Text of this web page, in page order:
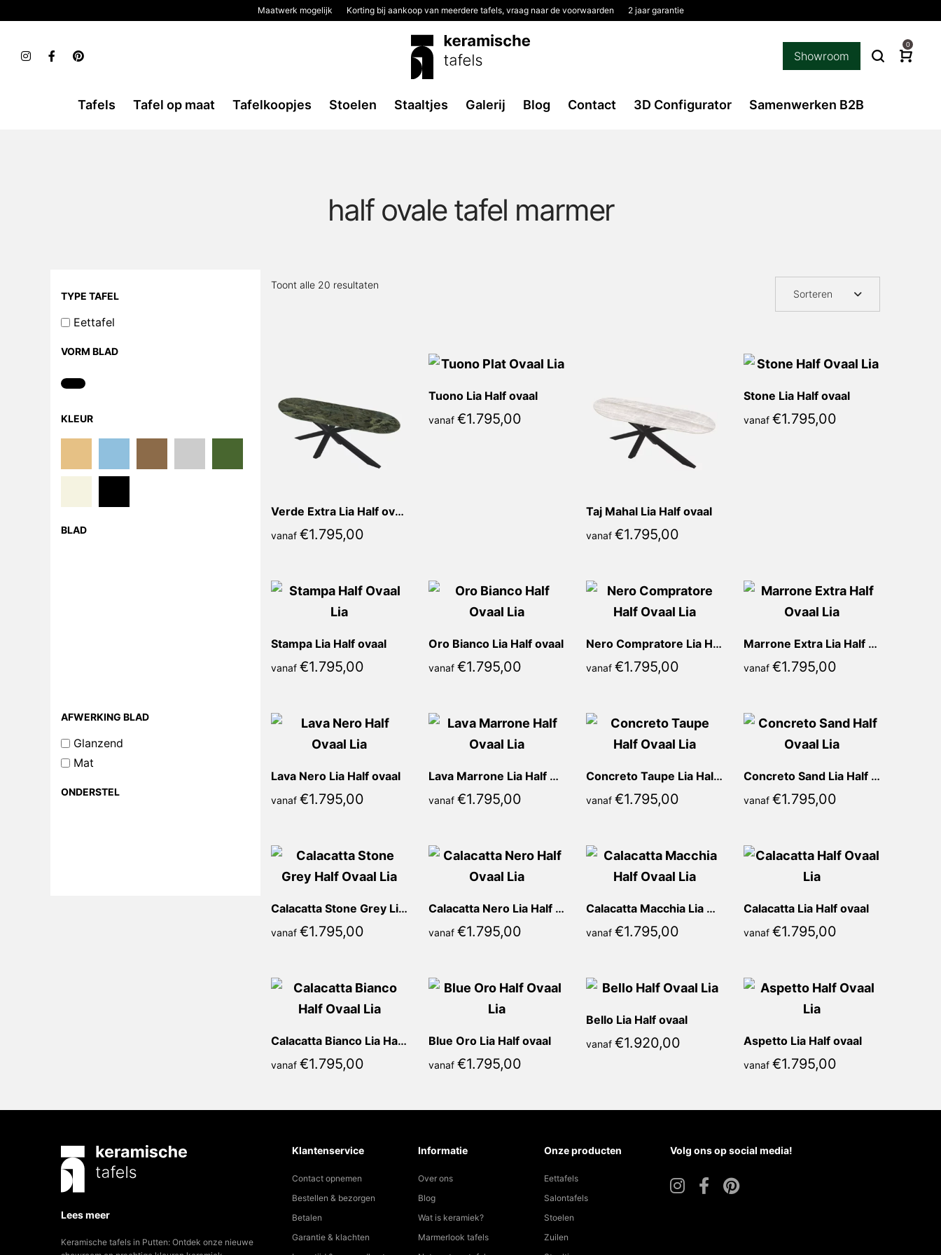
Maatwerk mogelijk Korting bij aankoop van meerdere tafels, vraag naar de voorwaarden 2 jaar garantie
Showroom
0
Tafels Tafel op maat Tafelkoopjes Stoelen Staaltjes Galerij Blog Contact 3D Configurator Samenwerken B2B
half ovale tafel marmer
Toont alle 20 resultaten
Sorteren
Verde Extra Lia Half ovaal
vanaf €1.795,00
Tuono Lia Half ovaal
vanaf €1.795,00
Taj Mahal Lia Half ovaal
vanaf €1.795,00
Stone Lia Half ovaal
vanaf €1.795,00
Stampa Lia Half ovaal
vanaf €1.795,00
Oro Bianco Lia Half ovaal
vanaf €1.795,00
Nero Compratore Lia Half ovaal
vanaf €1.795,00
Marrone Extra Lia Half ovaal
vanaf €1.795,00
Lava Nero Lia Half ovaal
vanaf €1.795,00
Lava Marrone Lia Half ovaal
vanaf €1.795,00
Concreto Taupe Lia Half ovaal
vanaf €1.795,00
Concreto Sand Lia Half ovaal
vanaf €1.795,00
Calacatta Stone Grey Lia Half ovaal
vanaf €1.795,00
Calacatta Nero Lia Half ovaal
vanaf €1.795,00
Calacatta Macchia Lia Half ovaal
vanaf €1.795,00
Calacatta Lia Half ovaal
vanaf €1.795,00
Calacatta Bianco Lia Half ovaal
vanaf €1.795,00
Blue Oro Lia Half ovaal
vanaf €1.795,00
Bello Lia Half ovaal
vanaf €1.920,00 Aspetto Lia Half ovaal
vanaf €1.795,00
TYPE TAFEL
Eettafel
VORM BLAD
KLEUR
BLAD
AFWERKING BLAD
Glanzend
Mat
ONDERSTEL
Lees meer
Keramische tafels in Putten: Ontdek onze nieuwe
Klantenservice
Contact opnemen
Bestellen & bezorgen
Betalen
Garantie & klachten
Informatie
Over ons
Blog
Wat is keramiek?
Marmerlook tafels
Onze producten
Eettafels
Salontafels
Stoelen
Zuilen
Volg ons op social media!